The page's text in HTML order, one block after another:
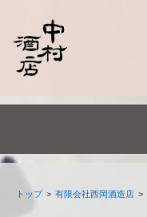
トップ > 有限会社西岡酒造店 >